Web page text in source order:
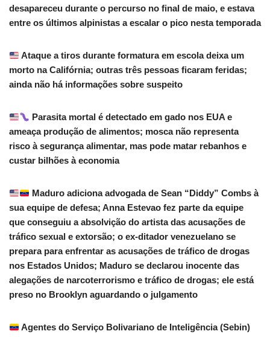
desapareceu durante o percurso no final de maio, e estava
entre os últimos alpinistas a escalar o pico nesta temporada
Ataque a tiros durante formatura em escola deixa um
morto na Califórnia; outras três pessoas ficaram feridas;
ainda não há informações sobre suspeito
Parasita mortal é detectado em gado nos EUA e
ameaça produção de alimentos; mosca não representa
risco à segurança alimentar, mas pode matar rebanhos e
custar bilhões à economia
Maduro adiciona advogada de Sean “Diddy” Combs à
sua equipe de defesa; Anna Estevao fez parte da equipe
que conseguiu a absolvição do artista das acusações de
tráfico sexual e extorsão; o ex-ditador venezuelano se
prepara para enfrentar as acusações de tráfico de drogas
nos Estados Unidos; Maduro se declarou inocente das
alegações de narcoterrorismo e tráfico de drogas; ele está
preso no Brooklyn aguardando o julgamento
Agentes do Serviço Bolivariano de Inteligência (Sebin)